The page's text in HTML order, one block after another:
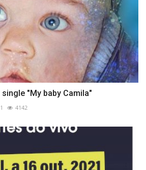
"My baby Camila"
4142